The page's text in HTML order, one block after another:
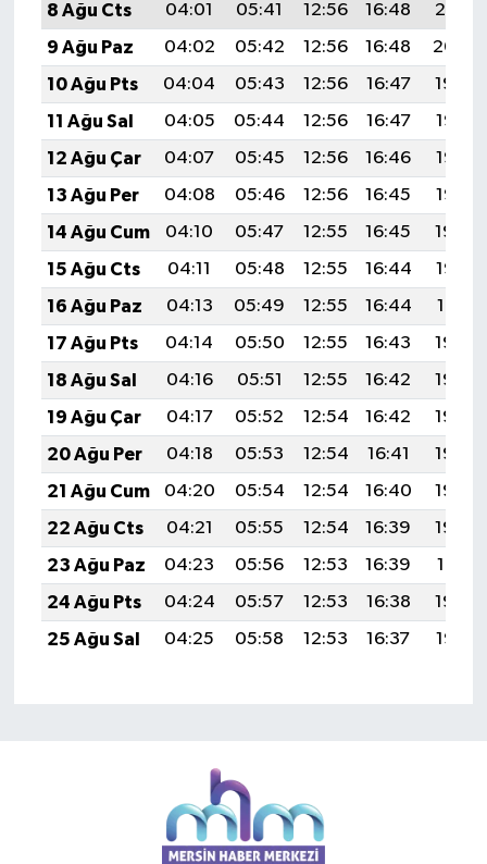
8 Ağu Cts
04:01 05:41 12:56 16:48
20:01
9 Ağu Paz
04:02 05:42 12:56 16:48
20:00
10 Ağu Pts
04:04 05:43 12:56 16:47
19:59
11 Ağu Sal
04:05 05:44 12:56 16:47
19:58
12 Ağu Çar
04:07 05:45 12:56 16:46
19:56
13 Ağu Per
04:08 05:46 12:56 16:45
19:55
14 Ağu Cum
04:10 05:47 12:55 16:45
19:54
15 Ağu Cts
04:11 05:48 12:55 16:44
19:52
16 Ağu Paz
04:13 05:49 12:55 16:44
19:51
17 Ağu Pts
04:14 05:50 12:55 16:43
19:49
18 Ağu Sal
04:16 05:51 12:55 16:42
19:48
19 Ağu Çar
04:17 05:52 12:54 16:42
19:46
20 Ağu Per
04:18 05:53 12:54 16:41
19:45
21 Ağu Cum
04:20 05:54 12:54 16:40
19:44
22 Ağu Cts
04:21 05:55 12:54 16:39
19:42
23 Ağu Paz
04:23 05:56 12:53 16:39
19:41
24 Ağu Pts
04:24 05:57 12:53 16:38
19:39
25 Ağu Sal
04:25 05:58 12:53 16:37 19:37